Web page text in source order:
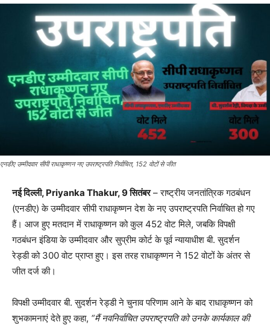
एनडीए उम्मीदवार सीपी राधाकृष्णन नए उपराष्ट्रपति निर्वाचित, 152 वोटों से जीत
नई दिल्ली, Priyanka Thakur, 9 सितंबर– राष्ट्रीय जनतांत्रिक गठबंधन
(एनडीए) के उम्मीदवार सीपी राधाकृष्णन देश के नए उपराष्ट्रपति निर्वाचित हो गए
हैं। आज हुए मतदान में राधाकृष्णन को कुल 452 वोट मिले, जबकि विपक्षी
गठबंधन इंडिया के उम्मीदवार और सुप्रीम कोर्ट के पूर्व न्यायाधीश बी. सुदर्शन
रेड्डी को 300 वोट प्राप्त हुए। इस तरह राधाकृष्णन ने 152 वोटों के अंतर से
जीत दर्ज की।
विपक्षी उम्मीदवार बी. सुदर्शन रेड्डी ने चुनाव परिणाम आने के बाद राधाकृष्णन को
शुभकामनाएं देते हुए कहा, “मैं नवनिर्वाचित उपराष्ट्रपति को उनके कार्यकाल की